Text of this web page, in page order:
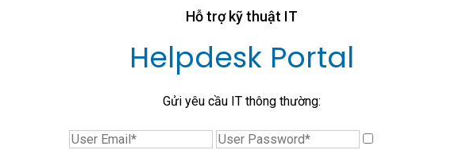
Hỗ trợ kỹ thuật IT
Helpdesk Portal
Gửi yêu cầu IT thông thường: